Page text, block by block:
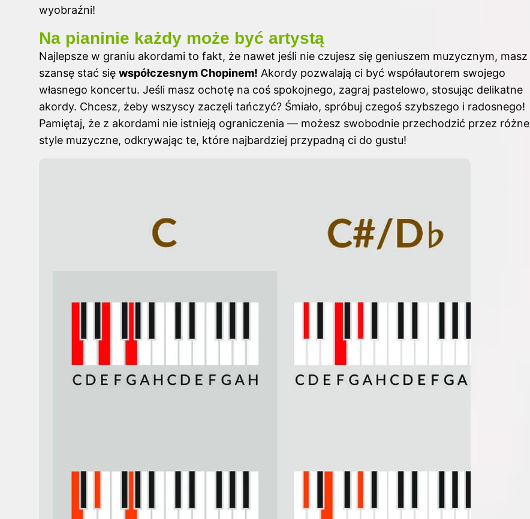
wyobraźni!
Na pianinie każdy może być artystą
Najlepsze w graniu akordami to fakt, że nawet jeśli nie czujesz się geniuszem muzycznym, masz
szansę stać się współczesnym Chopinem! Akordy pozwalają ci być współautorem swojego
własnego koncertu. Jeśli masz ochotę na coś spokojnego, zagraj pastelowo, stosując delikatne
akordy. Chcesz, żeby wszyscy zaczęli tańczyć? Śmiało, spróbuj czegoś szybszego i radosnego!
Pamiętaj, że z akordami nie istnieją ograniczenia — możesz swobodnie przechodzić przez różne
style muzyczne, odkrywając te, które najbardziej przypadną ci do gustu!